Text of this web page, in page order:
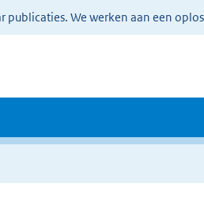
We werken aan een